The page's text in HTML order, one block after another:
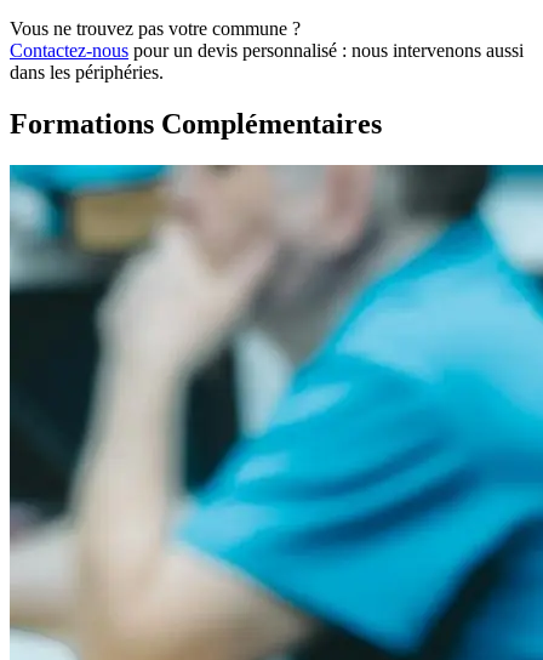
Vous ne trouvez pas votre commune ?
Contactez-nous pour un devis personnalisé : nous intervenons aussi
dans les périphéries.
Formations Complémentaires